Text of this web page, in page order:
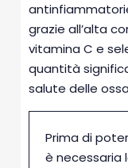
grazie all’alta
vitamina C e
quantità
salute delle
Prima di
è necessaria